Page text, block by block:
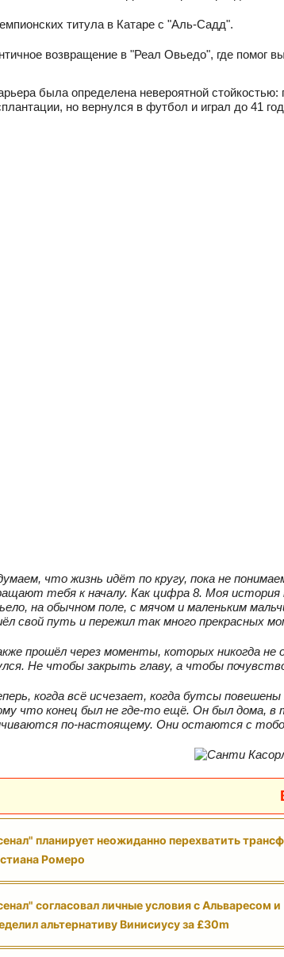
титула в Катаре с "Аль‑Садд".
возвращение в "Реал Овьедо", где помог
была определена невероятной
но вернулся в футбол и играл до 41
что жизнь идёт по кругу, пока не
тебя к началу. Как цифра 8. Моя история
на обычном поле, с мячом и маленьким
свой путь и пережил так много прекрасных
прошёл через моменты, которых никогда не
Не чтобы закрыть главу, а чтобы
когда всё исчезает, когда бутсы
что конец был не где‑то ещё. Он был дома, в
по‑настоящему. Они остаются с
планирует неожиданно перехватить
Ромеро
согласовал личные условия с Альваресом и
альтернативу Винисиусу за £30m